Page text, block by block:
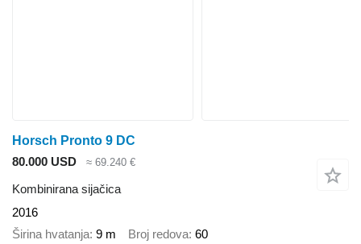
Horsch Pronto 9 DC
80.000 USD
≈ 69.240 €
Kombinirana sijačica
2016
Širina hvatanja 9 m Broj redova 60